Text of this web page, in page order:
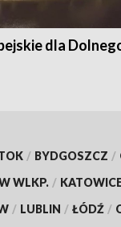
dla
/ BYDGOSZCZ /
WLKP. /
/ LUBLIN / ŁÓDŹ /